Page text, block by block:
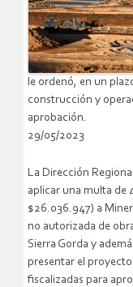
le ordenó, en un
construcción y
aprobación.
29/05/2023
La Dirección
aplicar una multa de
$26.036.947) a
no autorizada de
Sierra Gorda y
presentar el
fiscalizadas para